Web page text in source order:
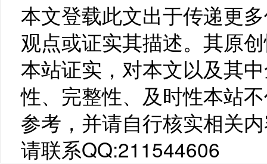
本文登载此文出于传递更
观点或证实其描述。其原
本站证实，对本文以及其
性、完整性、及时性本站
参考，并请自行核实相关
请联系QQ:211544606